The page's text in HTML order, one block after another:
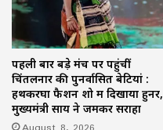
पहली बार बड़े मंच पर पहुंचीं
चिंतलनार की पुनर्वासित बेटियां :
हथकरघा फैशन शो में दिखाया हुनर,
मुख्यमंत्री साय ने जमकर सराहा